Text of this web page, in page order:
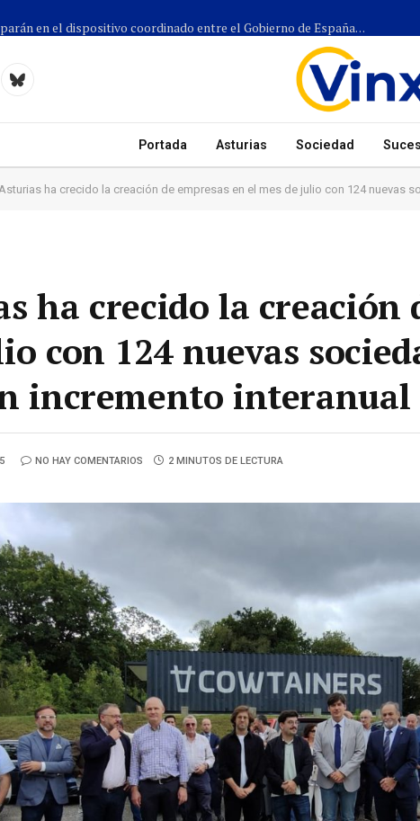
Más de 1.300 efectivos participarán en el dispositivo coordinado entre el Gobierno de España, el Principado de Asturias y los ayuntamientos para el eclipse del 12 de agosto
Cielo
Portada Asturias Sociedad
ha crecido la creación de empresas en el mes de julio con 124 nuevas
ha crecido la creación
con 124 nuevas
incremento interanual
NO HAY COMENTARIOS 2 MINUTOS DE LECTURA